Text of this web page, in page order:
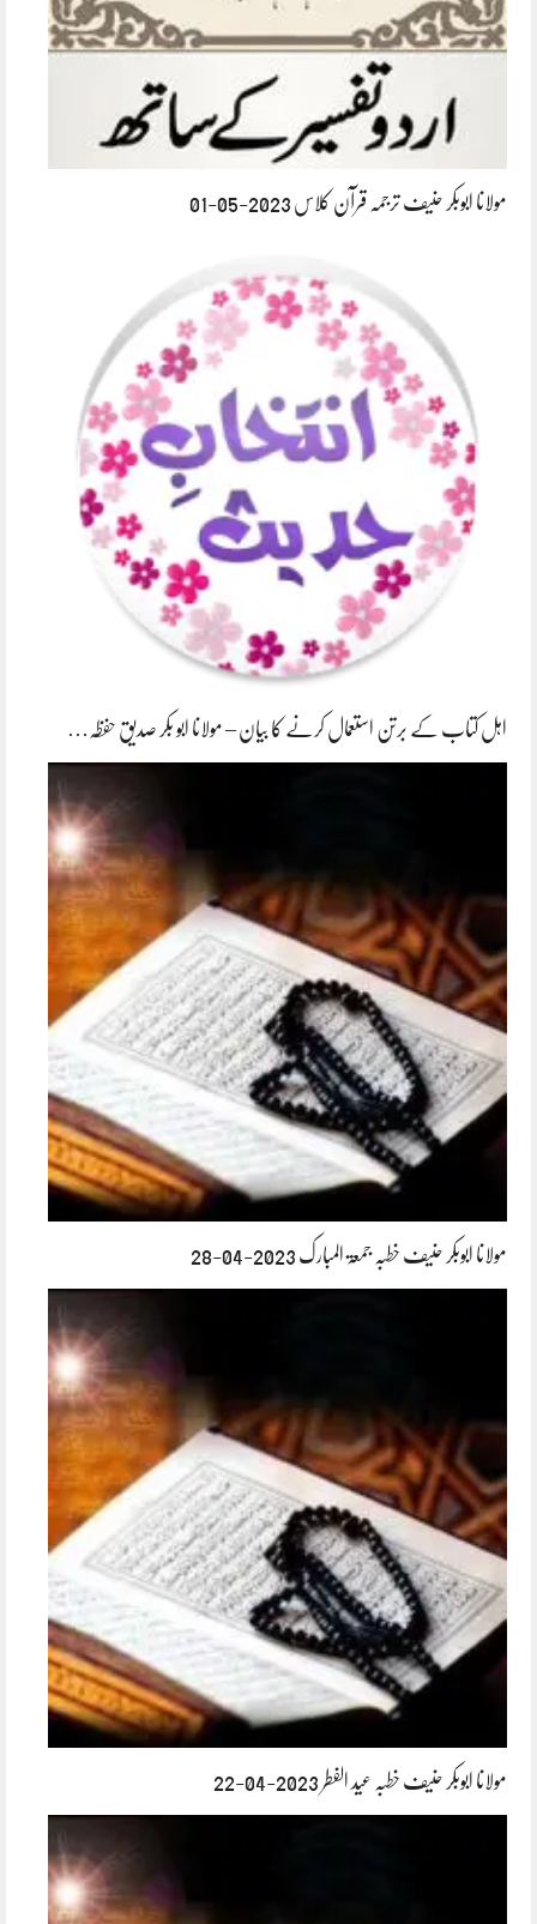
مولانا ابوبکر حنیف ترجمہ قرآن کلاس 2023-05-01
اہل کتاب کے برتن استعمال کرنے کا بیان – مولانا ابو بکر صدیق حفظہ…
مولانا ابوبکر حنیف خطبہ جمعۃ المبارک 2023-04-28
مولانا ابوبکر حنیف خطبہ عید الفطر 2023-04-22